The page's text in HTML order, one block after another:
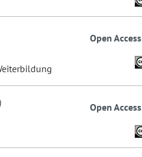
Open Access
Open Access